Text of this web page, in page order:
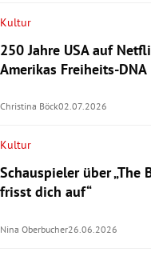
Kultur
250 Jahre USA auf
Amerikas Freiheits-DNA
Christina Böck02.07.2026
Kultur
Schauspieler über „The
frisst dich auf“
Nina Oberbucher26.06.2026